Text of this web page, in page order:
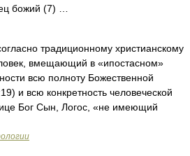
божий (7) …
традиционному христианскому
вмещающий в «ипостасном»
всю полноту Божественной
и всю конкретность человеческой
Бог Сын, Логос, «не имеющий